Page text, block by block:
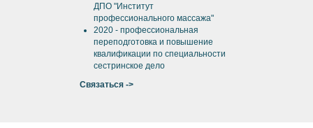
ДПО "Институт
профессионального массажа"
2020 - профессиональная
переподготовка и повышение
квалификации по специальности
сестринское дело
Связаться ->